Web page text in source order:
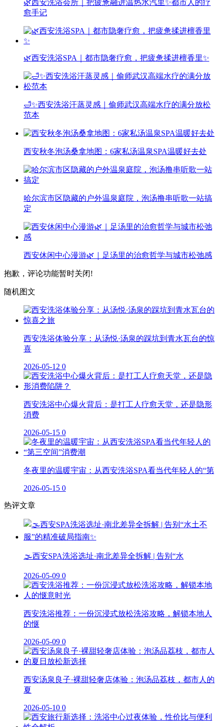
🌿西安洗浴会所｜把疲惫融进温热水汽里✨都市人的疗
愈手记
🌿西安洗浴SPA｜都市隐奢疗愈，把疲惫揉进檀香里✨
🛁✨西安洗浴汗蒸灵感｜偷师武汉高端水疗的满分放松
范本
西安秋冬泡汤桑拿地图：6家私汤温泉SPA温暖好去处
哈尔滨市区隐藏的户外温泉庭院，泡汤撸串听歌一站搞
定
西安休闲中心漫游🌿｜足汤里的治愈哲学与城市松弛感
抱歉，评论功能暂时关闭!
随机图文
西安洗浴体验分享：从汤悦·汤泉的踩坑到青水瓦台的惊
喜
2026-05-12 0
西安洗浴中心爆火背后：是打工人疗愈天堂，还是隐形
消费
2026-05-15 0
冬夜里的温暖宇宙：从西安洗浴SPA看当代年轻人的“第
2026-05-15 0
热评文章
🌫️西安SPA洗浴选址·南北差异全拆解 | 告别“水
2026-05-09 0
西安洗浴推荐：一份沉浸式放松洗浴攻略，解锁本地人
的惬
2026-05-09 0
西安汤泉良子·裸甜轻奢店体验：泡汤品荔枝，都市人的
夏
2026-05-10 0